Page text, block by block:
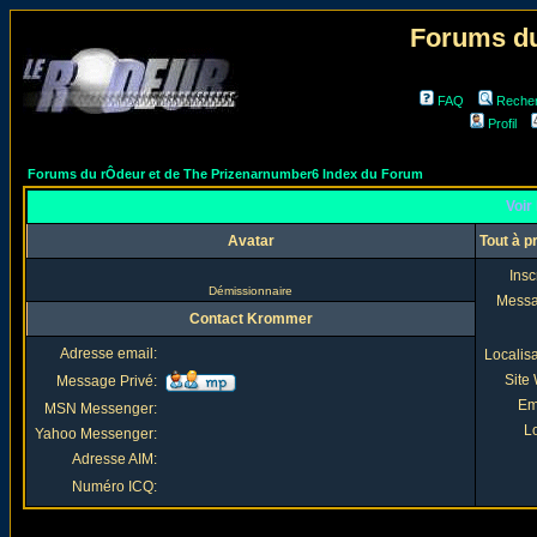
Forums
FAQ
Profil
Forums du rÔdeur et de The Prizenarnumber6 Index du Forum
Voir
Avatar Tout à
Démissionnaire
Site
Contact Krommer
Adresse email:
Message Privé:
MSN Messenger:
Yahoo Messenger:
Adresse AIM:
Numéro ICQ: